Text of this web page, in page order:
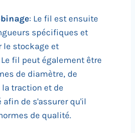
: Le fil est ensuite
spécifiques et
le stockage et
fil peut également être
de diamètre, de
traction et de
de s'assurer qu'il
de qualité.